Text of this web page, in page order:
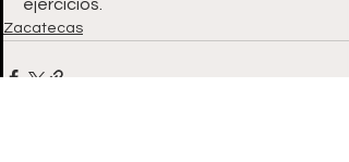
ejercicios.
Zacatecas